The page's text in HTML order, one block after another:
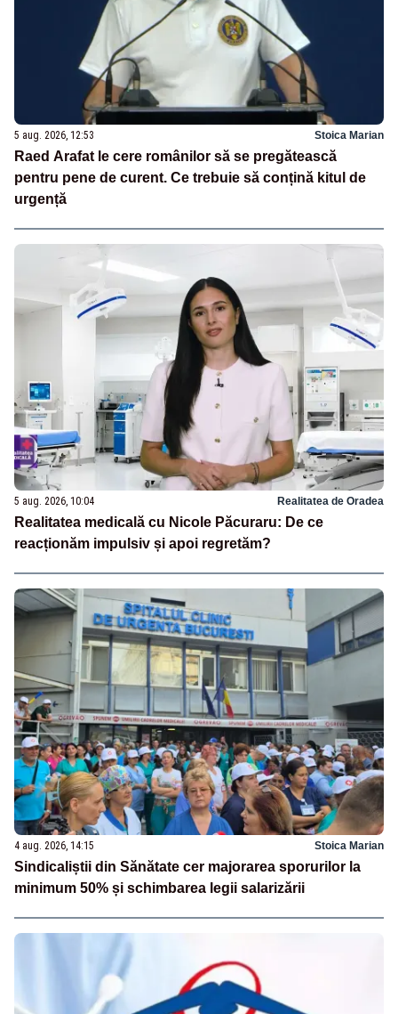
5 aug. 2026, 12:53 Stoica Marian
Raed Arafat le cere românilor să se pregătească
pentru pene de curent. Ce trebuie să conțină kitul de
urgență
5 aug. 2026, 10:04 Realitatea de Oradea
Realitatea medicală cu Nicole Păcuraru: De ce
reacționăm impulsiv și apoi regretăm?
4 aug. 2026, 14:15 Stoica Marian
Sindicaliștii din Sănătate cer majorarea sporurilor la
minimum 50% și schimbarea legii salarizării